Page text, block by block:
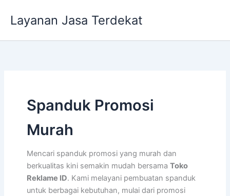
Layanan Jasa Terdekat
Spanduk Promosi
Murah
Mencari spanduk promosi yang murah dan
berkualitas kini semakin mudah bersama Toko
Reklame ID. Kami melayani pembuatan spanduk
untuk berbagai kebutuhan, mulai dari promosi